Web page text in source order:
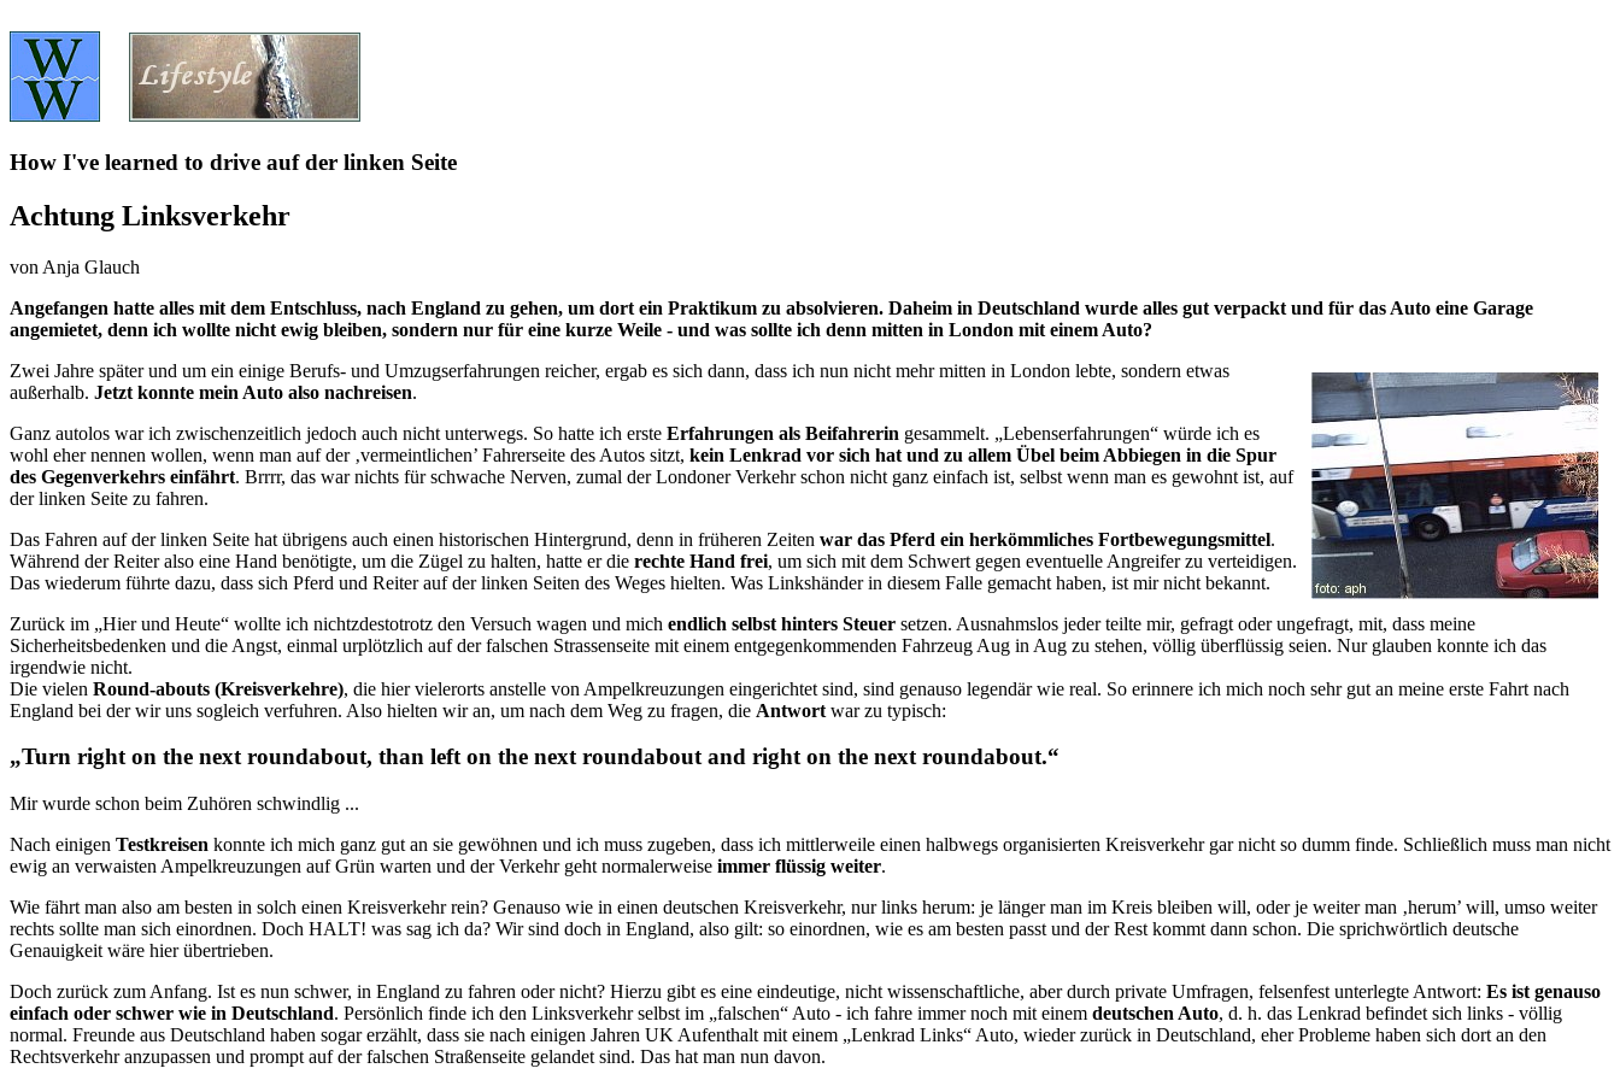
How I've learned to drive auf der linken Seite
Achtung Linksverkehr
von Anja Glauch
Angefangen hatte alles mit dem Entschluss, nach England zu gehen, um dort ein Praktikum zu absolvieren. Daheim in Deutschland wurde alles gut verpackt und für das Auto eine Garage
angemietet, denn ich wollte nicht ewig bleiben, sondern nur für eine kurze Weile - und was sollte ich denn mitten in London mit einem Auto?
Zwei Jahre später und um ein einige Berufs- und Umzugserfahrungen reicher, ergab es sich dann, dass ich nun nicht mehr mitten in London lebte, sondern etwas
außerhalb. Jetzt konnte mein Auto also nachreisen.
Ganz autolos war ich zwischenzeitlich jedoch auch nicht unterwegs. So hatte ich erste Erfahrungen als Beifahrerin gesammelt. „Lebenserfahrungen“ würde ich es
wohl eher nennen wollen, wenn man auf der ‚vermeintlichen’ Fahrerseite des Autos sitzt, kein Lenkrad vor sich hat und zu allem Übel beim Abbiegen in die Spur
des Gegenverkehrs einfährt. Brrrr, das war nichts für schwache Nerven, zumal der Londoner Verkehr schon nicht ganz einfach ist, selbst wenn man es gewohnt ist, auf
der linken Seite zu fahren.
Das Fahren auf der linken Seite hat übrigens auch einen historischen Hintergrund, denn in früheren Zeiten war das Pferd ein herkömmliches Fortbewegungsmittel.
Während der Reiter also eine Hand benötigte, um die Zügel zu halten, hatte er die rechte Hand frei, um sich mit dem Schwert gegen eventuelle Angreifer zu verteidigen.
Das wiederum führte dazu, dass sich Pferd und Reiter auf der linken Seiten des Weges hielten. Was Linkshänder in diesem Falle gemacht haben, ist mir nicht bekannt.
Zurück im „Hier und Heute“ wollte ich nichtzdestotrotz den Versuch wagen und mich endlich selbst hinters Steuer setzen. Ausnahmslos jeder teilte mir, gefragt oder ungefragt, mit, dass meine
Sicherheitsbedenken und die Angst, einmal urplötzlich auf der falschen Strassenseite mit einem entgegenkommenden Fahrzeug Aug in Aug zu stehen, völlig überflüssig seien. Nur glauben konnte ich das
irgendwie nicht.
Die vielen Round-abouts (Kreisverkehre), die hier vielerorts anstelle von Ampelkreuzungen eingerichtet sind, sind genauso legendär wie real. So erinnere ich mich noch sehr gut an meine erste Fahrt nach
England bei der wir uns sogleich verfuhren. Also hielten wir an, um nach dem Weg zu fragen, die Antwort war zu typisch:
„Turn right on the next roundabout, than left on the next roundabout and right on the next roundabout.“
Mir wurde schon beim Zuhören schwindlig ...
Nach einigen Testkreisen konnte ich mich ganz gut an sie gewöhnen und ich muss zugeben, dass ich mittlerweile einen halbwegs organisierten Kreisverkehr gar nicht so dumm finde. Schließlich muss man nicht
ewig an verwaisten Ampelkreuzungen auf Grün warten und der Verkehr geht normalerweise immer flüssig weiter.
Wie fährt man also am besten in solch einen Kreisverkehr rein? Genauso wie in einen deutschen Kreisverkehr, nur links herum: je länger man im Kreis bleiben will, oder je weiter man ‚herum’ will, umso weiter
rechts sollte man sich einordnen. Doch HALT! was sag ich da? Wir sind doch in England, also gilt: so einordnen, wie es am besten passt und der Rest kommt dann schon. Die sprichwörtlich deutsche
Genauigkeit wäre hier übertrieben.
Doch zurück zum Anfang. Ist es nun schwer, in England zu fahren oder nicht? Hierzu gibt es eine eindeutige, nicht wissenschaftliche, aber durch private Umfragen, felsenfest unterlegte Antwort: Es ist genauso
einfach oder schwer wie in Deutschland. Persönlich finde ich den Linksverkehr selbst im „falschen“ Auto - ich fahre immer noch mit einem deutschen Auto, d. h. das Lenkrad befindet sich links - völlig
normal. Freunde aus Deutschland haben sogar erzählt, dass sie nach einigen Jahren UK Aufenthalt mit einem „Lenkrad Links“ Auto, wieder zurück in Deutschland, eher Probleme haben sich dort an den
Rechtsverkehr anzupassen und prompt auf der falschen Straßenseite gelandet sind. Das hat man nun davon.